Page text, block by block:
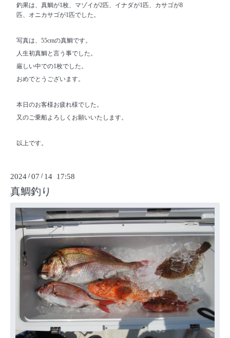
釣果は、真鯛が1枚、マゾイが2匹、イナダが1匹、カサゴが8
匹、オニカサゴが1匹でした。
写真は、55cmの真鯛です。
人生初真鯛と言う事でした。
厳しい中での1枚でした。
おめでとうございます。
本日のお客様お疲れ様でした。
又のご乗船よろしくお願いいたします。
以上です。
2024 /07 / 14 17:58
真鯛釣り